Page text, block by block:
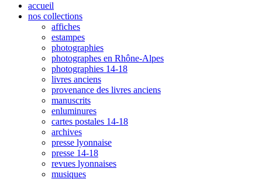
accueil
nos collections
affiches
estampes
photographies
photographes en Rhône-Alpes
photographies 14-18
livres anciens
provenance des livres anciens
manuscrits
enluminures
cartes postales 14-18
archives
presse lyonnaise
presse 14-18
revues lyonnaises
musiques